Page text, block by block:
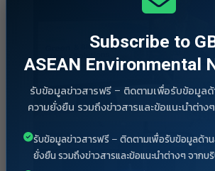
Subscribe to
ASEAN Environmental
รับข้อมูลข่าวสารฟรี – ติดตามเพื่อรับข้อมูล
ความยั่งยืน รวมถึงข่าวสารและข้อแนะนำต่าง
รับข้อมูลข่าวสารฟรี – ติดตามเพื่อรับข้อมูลด้า
ยั่งยืน รวมถึงข่าวสารและข้อแนะนำต่างๆ จากบ